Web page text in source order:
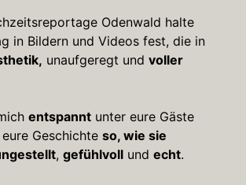
Odenwald halte
in Bildern und Videos fest, die in
unaufgeregt und voller
entspanntunter eure Gäste
Geschichte so, wie sie
, gefühlvollund echt.